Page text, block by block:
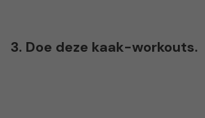
3. Doe deze kaak-workouts.